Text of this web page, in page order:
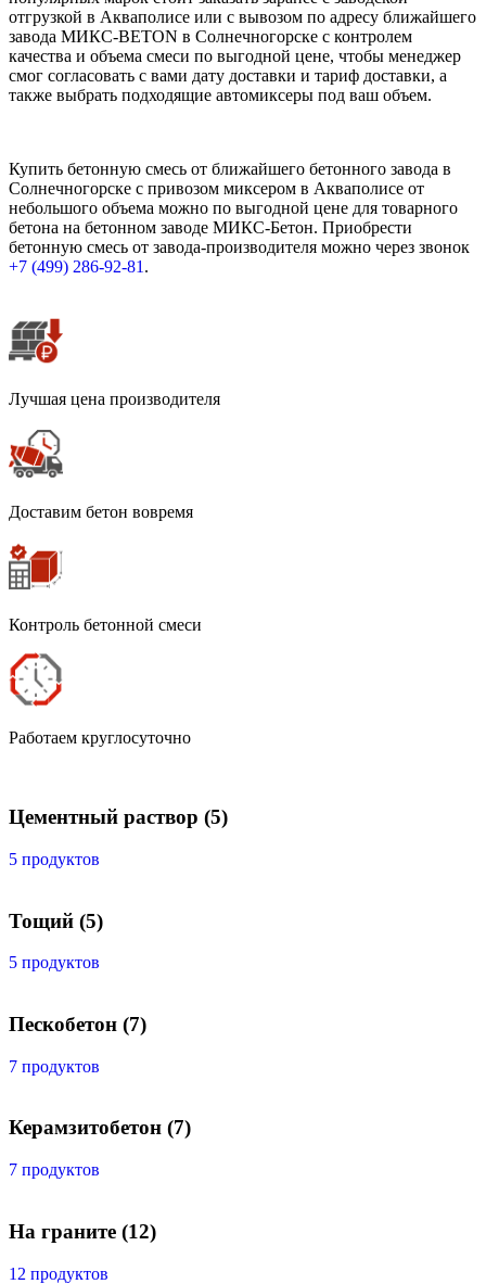
отгрузкой в Акваполисе или с вывозом по адресу ближайшего
завода МИКС-BETON в Солнечногорске с контролем
качества и объема смеси по выгодной цене, чтобы менеджер
смог согласовать с вами дату доставки и тариф доставки, а
также выбрать подходящие автомиксеры под ваш объем.
Купить бетонную смесь от ближайшего бетонного завода в
Солнечногорске с привозом миксером в Акваполисе от
небольшого объема можно по выгодной цене для товарного
бетона на бетонном заводе МИКС-Бетон. Приобрести
бетонную смесь от завода-производителя можно через звонок
+7 (499) 286-92-81 .
Лучшая цена производителя
Доставим бетон вовремя
Контроль бетонной смеси
Работаем круглосуточно
Цементный раствор (5)
5 продуктов
Тощий (5)
5 продуктов
Пескобетон (7)
7 продуктов
Керамзитобетон (7)
7 продуктов
На граните (12)
12 продуктов